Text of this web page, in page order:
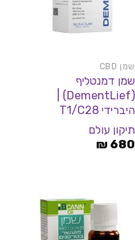
שמן CBD
שמן דמנטליף
(DementLief) |
היברידי T1/C28
תיקון עולם
680
₪